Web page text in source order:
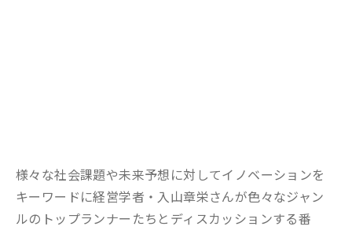
様々な社会課題や未来予想に対してイノベーションを
キーワードに経営学者・入山章栄さんが色々なジャン
ルのトップランナーたちとディスカッションする番